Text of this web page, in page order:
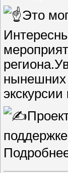
Это
нынешних